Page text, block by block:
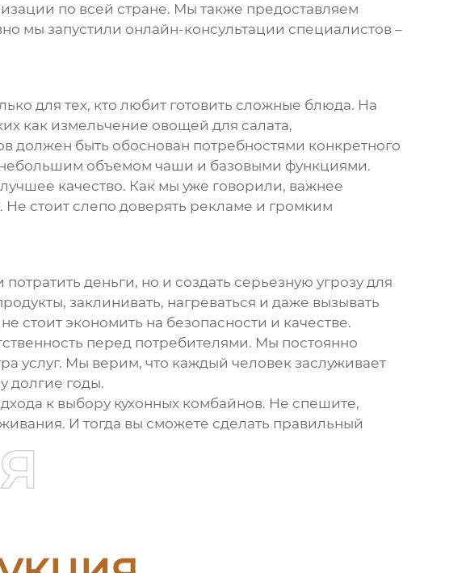
по всей стране. Мы также предоставляем
мы запустили онлайн-консультации специалистов –
для тех, кто любит готовить сложные блюда. На
как измельчение овощей для салата,
должен быть обоснован потребностями конкретного
объемом чаши и базовыми функциями.
качество. Как мы уже говорили, важнее
стоит слепо доверять рекламе и громким
деньги, но и создать серьезную угрозу для
заклинивать, нагреваться и даже вызывать
не стоит экономить на безопасности и качестве.
перед потребителями. Мы постоянно
услуг. Мы верим, что каждый человек заслуживает
долгие годы.
к выбору кухонных комбайнов. Не спешите,
И тогда вы сможете сделать правильный